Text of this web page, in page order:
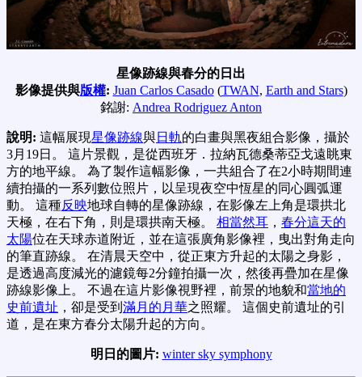
星像跡線與春分的日出
影像提供與版權: Juan Carlos Casado(TWAN, Earth and Stars)
銘謝: Andrea Rodriguez Anton
說明: 這幅展現星像跡線與日軌的白畫與黑夜組合影像，攝於
3月19日。 這片景觀，是從西班牙．拉納瓦德桑蒂亞戈遠眺東
方的地平線。 為了製作這幅影像，一共組合了在2小時期間連
續拍攝的一系列數位照片，以呈現夜空中恆星的同心圓弧運
動。 這種反映地球自轉的星像跡線，在影像左上角是環拱北
天極，在右下角，則是環拱南天極。 相當然耳 ， 春分這天的
太陽位在天球赤道附近，並在這張廣角影像裡，曳出對角走向
的筆直跡線。 在清晨天空中，從正東方升起的太陽之身影，
是透過高度減光的濾鏡每2分鐘拍攝一次，然後再疊加在星像
跡線影像上。 不過在這片影像視野裡，前景的地貌和當地的
史前遺址 ，卻是受到 滿月的月華之照耀。 這個史前遺址的引
道，是在東方春分太陽升起的方向。
明日的圖片: winter sky symphony